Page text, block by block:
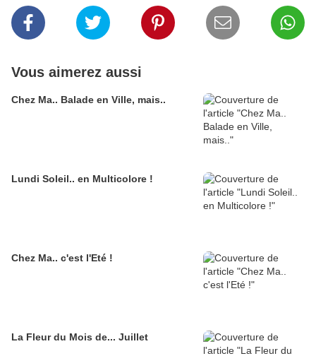
Vous aimerez aussi
Chez Ma.. Balade en Ville, mais..
Lundi Soleil.. en Multicolore !
Chez Ma.. c'est l'Eté !
La Fleur du Mois de... Juillet